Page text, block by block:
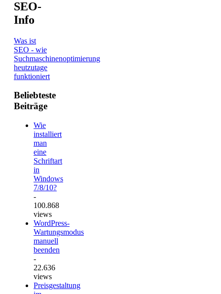
SEO-
Info
Was ist
SEO - wie
Suchmaschinenoptimierung
heutzutage
funktioniert
Beliebteste
Beiträge
Wie
installiert
man
eine
Schriftart
in
Windows
7/8/10?
-
100.868
views
WordPress-
Wartungsmodus
manuell
beenden
-
22.636
views
Preisgestaltung